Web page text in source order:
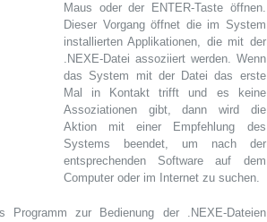
Maus oder der ENTER-Taste öffnen.
Dieser Vorgang öffnet die im System
installierten Applikationen, die mit der
.NEXE-Datei assoziiert werden. Wenn
das System mit der Datei das erste
Mal in Kontakt trifft und es keine
Assoziationen gibt, dann wird die
Aktion mit einer Empfehlung des
Systems beendet, um nach der
entsprechenden Software auf dem
Computer oder im Internet zu suchen.
zur Bedienung der .NEXE-Dateien